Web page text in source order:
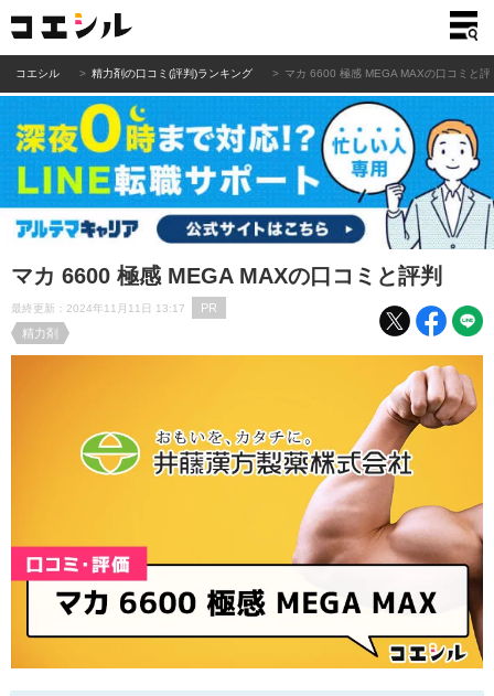
コエシル 精力剤の口コミ(評判)ランキング マカ 6600 極感 MEGA MAXの口コミと評
マカ 6600 極感 MEGA MAXの口コミと評判
最終更新：2024年11月11日 13:17
PR
精力剤